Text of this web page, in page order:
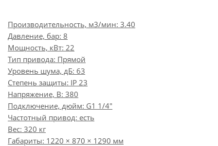
Производительность, м3/мин: 3.40
Давление, бар: 8
Мощность, кВт: 22
Тип привода: Прямой
Уровень шума, дБ: 63
Степень защиты: IP 23
Напряжение, В: 380
Подключение, дюйм: G1 1/4"
Частотный привод: есть
Вес: 320 кг
Габариты: 1220 × 870 × 1290 мм